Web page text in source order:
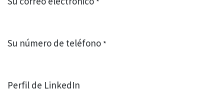
Su número de teléfono *
Perfil de LinkedIn